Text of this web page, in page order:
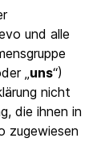
und alle
„uns“)
nicht
die ihnen in
zugewiesen